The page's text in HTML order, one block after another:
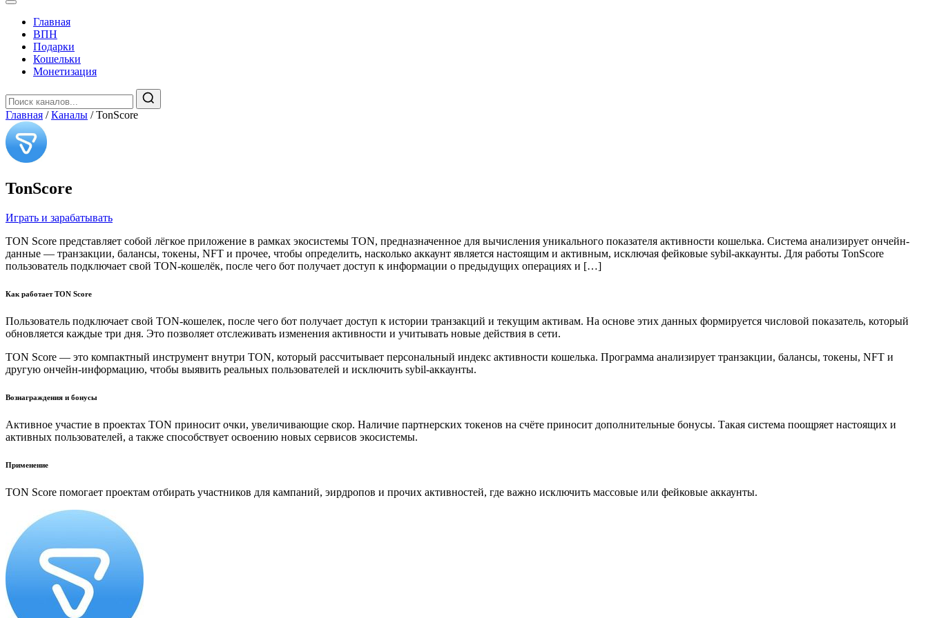
Главная
️ВПН
Подарки
Кошельки
Монетизация
Главная / Каналы / TonScore
TonScore
Играть и зарабатывать
TON Score представляет собой лёгкое приложение в рамках экосистемы TON, предназначенное для вычисления уникального показателя активности кошелька. Система анализирует ончейн-
данные — транзакции, балансы, токены, NFT и прочее, чтобы определить, насколько аккаунт является настоящим и активным, исключая фейковые sybil-аккаунты. Для работы TonScore
пользователь подключает свой TON-кошелёк, после чего бот получает доступ к информации о предыдущих операциях и […]
Как работает TON Score
Пользователь подключает свой TON-кошелек, после чего бот получает доступ к истории транзакций и текущим активам. На основе этих данных формируется числовой показатель, который
обновляется каждые три дня. Это позволяет отслеживать изменения активности и учитывать новые действия в сети.
TON Score — это компактный инструмент внутри TON, который рассчитывает персональный индекс активности кошелька. Программа анализирует транзакции, балансы, токены, NFT и
другую ончейн-информацию, чтобы выявить реальных пользователей и исключить sybil-аккаунты.
Вознаграждения и бонусы
Активное участие в проектах TON приносит очки, увеличивающие скор. Наличие партнерских токенов на счёте приносит дополнительные бонусы. Такая система поощряет настоящих и
активных пользователей, а также способствует освоению новых сервисов экосистемы.
Применение
TON Score помогает проектам отбирать участников для кампаний, эирдропов и прочих активностей, где важно исключить массовые или фейковые аккаунты.